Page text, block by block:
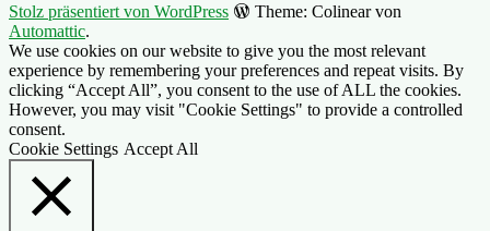
Stolz präsentiert von WordPress
Theme: Colinear von
Automattic.
We use cookies on our website to give you the most relevant
experience by remembering your preferences and repeat visits. By
clicking “Accept All”, you consent to the use of ALL the cookies.
However, you may visit "Cookie Settings" to provide a controlled
consent.
Cookie Settings Accept All